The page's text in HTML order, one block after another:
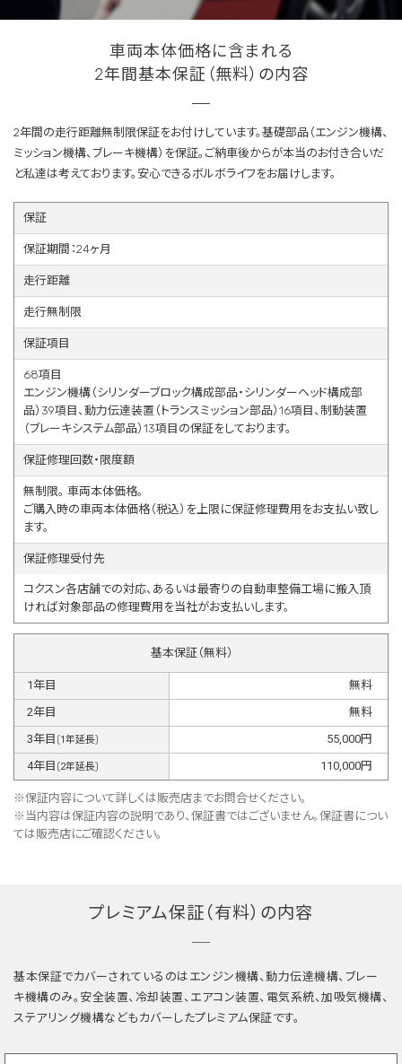
車両本体価格に含まれる
2年間基本保証（無料）の内容
2年間の走行距離無制限保証をお付けしています。基礎部品（エンジン機構、
ミッション機構、ブレーキ機構）を保証。ご納車後からが本当のお付き合いだ
と私達は考えております。安心できるボルボライフをお届けします。
保証
保証期間：24ヶ月
走行距離
走行無制限
保証項目
68項目
エンジン機構（シリンダーブロック構成部品・シリンダーヘッド構成部
品）39項目、動力伝達装置（トランスミッション部品）16項目、制動装置
（ブレーキシステム部品）13項目の保証をしております。
保証修理回数・限度額
無制限。 車両本体価格。
ご購入時の車両本体価格（税込）を上限に保証修理費用をお支払い致し
ます。
保証修理受付先
コクスン各店舗での対応、あるいは最寄りの自動車整備工場に搬入頂
ければ対象部品の修理費用を当社がお支払いします。
基本保証（無料）
1年目
無料
2年目
無料
3年目 (1年延長) 55,000円
4年目 (2年延長) 110,000円
※保証内容について詳しくは販売店までお問合せください。
※当内容は保証内容の説明であり、保証書ではございません。保証書につい
ては販売店にご確認ください。
プレミアム保証（有料）の内容
基本保証でカバーされているのはエンジン機構、動力伝達機構、ブレー
キ機構のみ。安全装置、冷却装置、エアコン装置、電気系統、加吸気機構、
ステアリング機構などもカバーしたプレミアム保証です。